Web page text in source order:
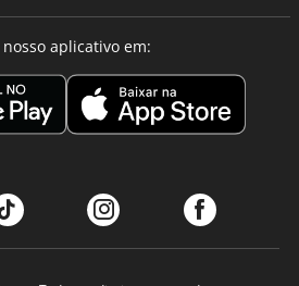
nosso aplicativo em: